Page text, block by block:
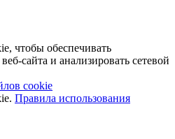
чтобы обеспечивать
сайта и анализировать сетевой
cookie
Правила использования